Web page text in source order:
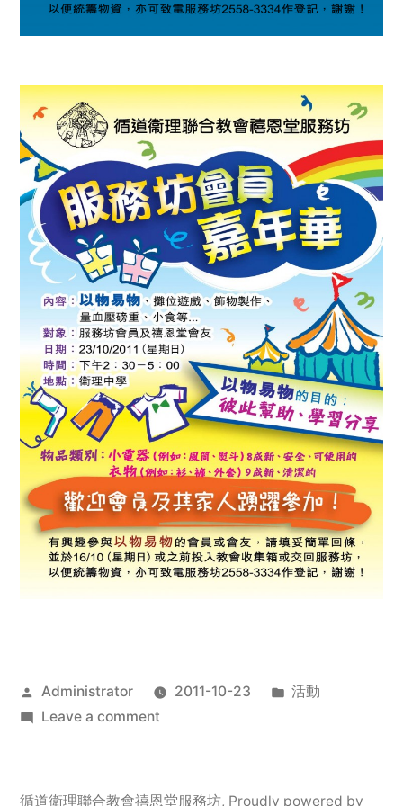
Posted
by
Administrator 2011-10-23
Posted
活動
Leave a commenton
服
循道衛理聯合教會禧恩堂服務坊, Proudly powered by